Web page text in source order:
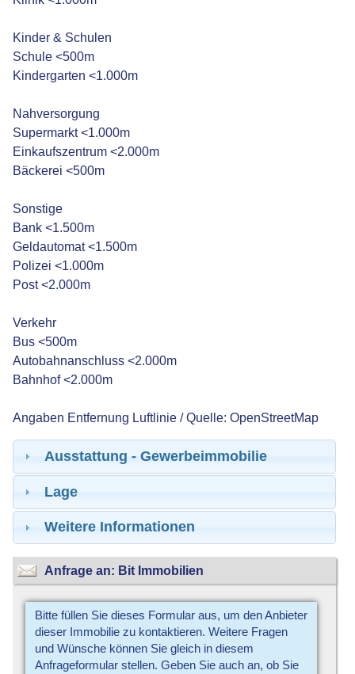
Kinder & Schulen
Schule <500m
Kindergarten <1.000m
Nahversorgung
Supermarkt <1.000m
Einkaufszentrum <2.000m
Bäckerei <500m
Sonstige
Bank <1.500m
Geldautomat <1.500m
Polizei <1.000m
Post <2.000m
Verkehr
Bus <500m
Autobahnanschluss <2.000m
Bahnhof <2.000m
Angaben Entfernung Luftlinie / Quelle: OpenStreetMap
Ausstattung - Gewerbeimmobilie
Lage
Weitere Informationen
Anfrage an: Bit Immobilien
Bitte füllen Sie dieses Formular aus, um den Anbieter
dieser Immobilie zu kontaktieren. Weitere Fragen
und Wünsche können Sie gleich in diesem
Anfrageformular stellen. Geben Sie auch an, ob Sie